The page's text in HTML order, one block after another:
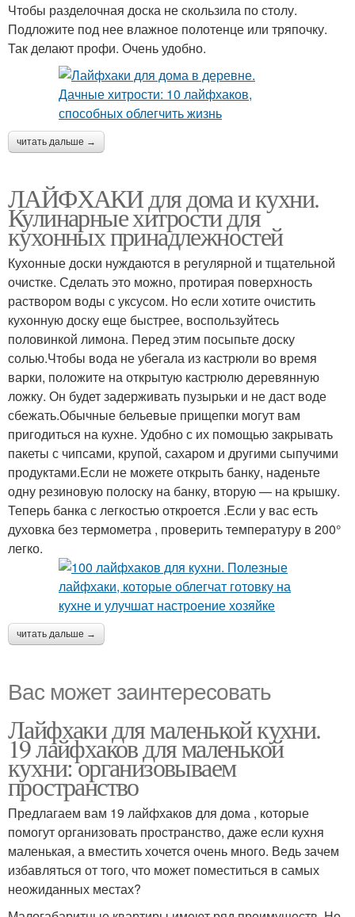
Чтобы разделочная доска не скользила по столу.
Подложите под нее влажное полотенце или тряпочку.
Так делают профи. Очень удобно.
читать дальше →
ЛАЙФХАКИ для дома и кухни.
Кулинарные хитрости для
кухонных принадлежностей
Кухонные доски нуждаются в регулярной и тщательной
очистке. Сделать это можно, протирая поверхность
раствором воды с уксусом. Но если хотите очистить
кухонную доску еще быстрее, воспользуйтесь
половинкой лимона. Перед этим посыпьте доску
солью.Чтобы вода не убегала из кастрюли во время
варки, положите на открытую кастрюлю деревянную
ложку. Он будет задерживать пузырьки и не даст воде
сбежать.Обычные бельевые прищепки могут вам
пригодиться на кухне. Удобно с их помощью закрывать
пакеты с чипсами, крупой, сахаром и другими сыпучими
продуктами.Если не можете открыть банку, наденьте
одну резиновую полоску на банку, вторую — на крышку.
Теперь банка с легкостью откроется .Если у вас есть
духовка без термометра , проверить температуру в 200°
легко.
читать дальше →
Вас может заинтересовать
Лайфхаки для маленькой кухни.
19 лайфхаков для маленькой
кухни: организовываем
пространство
Предлагаем вам 19 лайфхаков для дома , которые
помогут организовать пространство, даже если кухня
маленькая, а вместить хочется очень много. Ведь зачем
избавляться от того, что может поместиться в самых
неожиданных местах?